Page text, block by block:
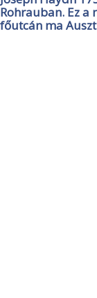
Rohrauban. Ez
főutcán ma